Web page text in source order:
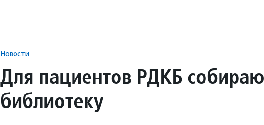
Новости
Для пациентов РДКБ
библиотеку